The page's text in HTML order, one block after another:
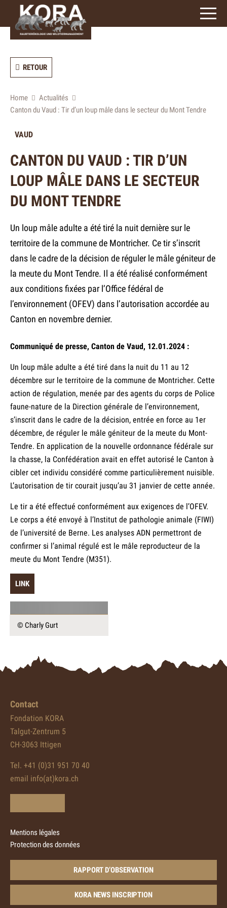
caractères)
RETOUR
Home
Actualités
Canton du Vaud : Tir d’un loup mâle dans le secteur du Mont Tendre
VAUD
CANTON DU VAUD : TIR D’UN
LOUP MÂLE DANS LE SECTEUR
DU MONT TENDRE
Un loup mâle adulte a été tiré la nuit dernière sur le
territoire de la commune de Montricher. Ce tir s’inscrit
dans le cadre de la décision de réguler le mâle géniteur de
la meute du Mont Tendre. Il a été réalisé conformément
aux conditions fixées par l’Office fédéral de
l’environnement (OFEV) dans l’autorisation accordée au
Canton en novembre dernier.
Communiqué de presse, Canton de Vaud, 12.01.2024 :
Un loup mâle adulte a été tiré dans la nuit du 11 au 12
décembre sur le territoire de la commune de Montricher. Cette
action de régulation, menée par des agents du corps de Police
faune-nature de la Direction générale de l’environnement,
s’inscrit dans le cadre de la décision, entrée en force au 1er
décembre, de réguler le mâle géniteur de la meute du Mont-
Tendre. En application de la nouvelle ordonnance fédérale sur
la chasse, la Confédération avait en effet autorisé le Canton à
cibler cet individu considéré comme particulièrement nuisible.
L’autorisation de tir courait jusqu’au 31 janvier de cette année.
Le tir a été effectué conformément aux exigences de l’OFEV.
Le corps a été envoyé à l’Institut de pathologie animale (FIWI)
de l’université de Berne. Les analyses ADN permettront de
confirmer si l’animal régulé est le mâle reproducteur de la
meute du Mont Tendre (M351).
LINK
© Charly Gurt
Contact
Fondation KORA
Talgut-Zentrum 5
CH-3063 Ittigen
Tel. +41 (0)31 951 70 40
email info(at)kora.ch
Mentions légales
Protection des données
RAPPORT D’OBSERVATION
KORA NEWS INSCRIPTION